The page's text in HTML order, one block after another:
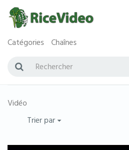
Catégories Chaînes
Vidéo
Trier par